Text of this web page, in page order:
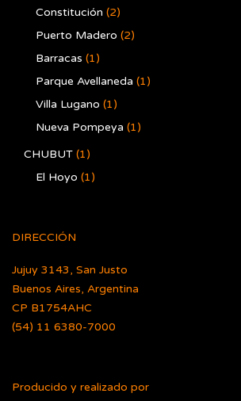
Constitución (2)
Puerto Madero (2)
Barracas (1)
Parque Avellaneda (1)
Villa Lugano (1)
Nueva Pompeya (1)
CHUBUT (1)
El Hoyo (1)
DIRECCIÓN
Jujuy 3143, San Justo
Buenos Aires, Argentina
CP B1754AHC
(54) 11 6380-7000
Producido y realizado por